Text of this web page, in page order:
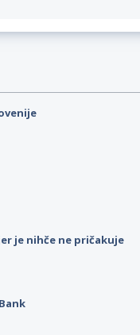
je nihče ne pričakuje